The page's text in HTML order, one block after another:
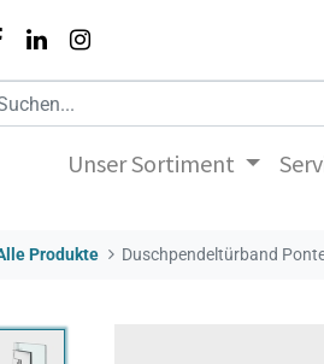
Unser Sortiment
Produkte Duschpendeltürband